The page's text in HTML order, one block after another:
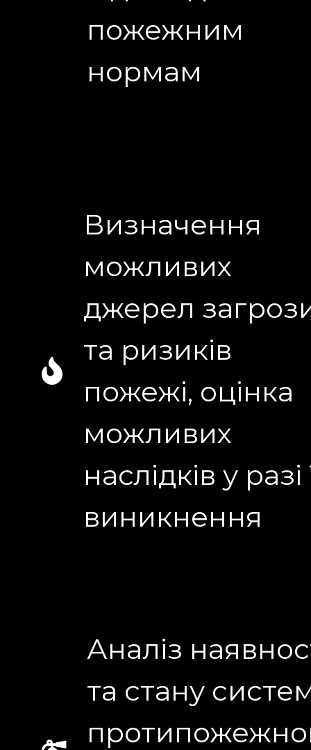
пожежним
нормам
Визначення
можливих
джерел
та ризиків
пожежі, оцінка
можливих
наслідків у разі
виникнення
Аналіз
та стану